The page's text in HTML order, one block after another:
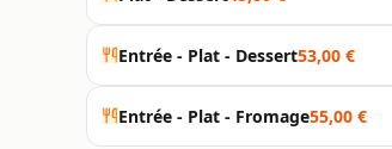
Entrée - Plat - Dessert53,00 €
Entrée - Plat - Fromage55,00 €